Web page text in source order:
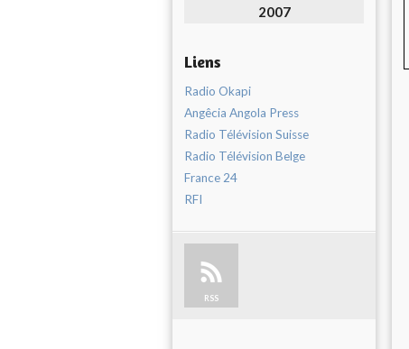
2007
Liens
Radio Okapi
Angêcia Angola Press
Radio Télévision Suisse
Radio Télévision Belge
France 24
RFI
RSS